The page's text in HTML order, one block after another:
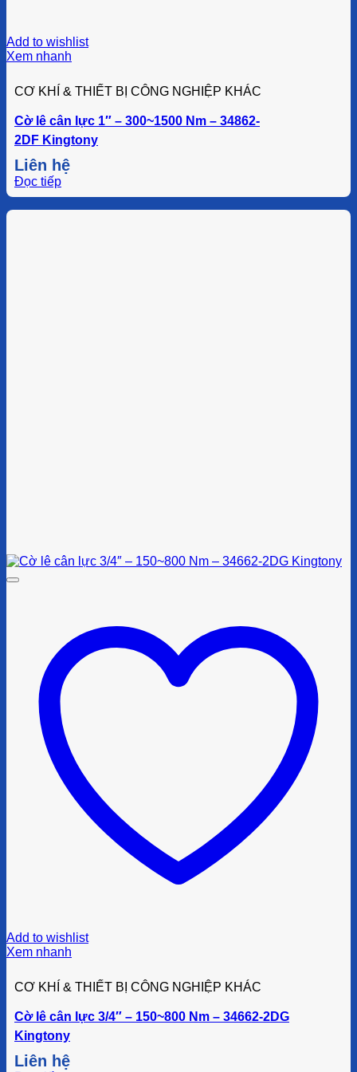
Add to wishlist
Xem nhanh
CƠ KHÍ & THIẾT BỊ CÔNG NGHIỆP KHÁC
Cờ lê cân lực 1″ – 300~1500 Nm – 34862-
2DF Kingtony
Liên hệ
Đọc tiếp
Add to wishlist
Xem nhanh
CƠ KHÍ & THIẾT BỊ CÔNG NGHIỆP KHÁC
Cờ lê cân lực 3/4″ – 150~800 Nm – 34662-2DG
Kingtony
Liên hệ